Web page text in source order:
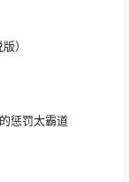
）
惩罚太霸道